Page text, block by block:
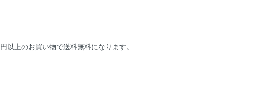
以上のお買い物で送料無料になります。